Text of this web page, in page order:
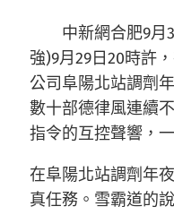
中新網合肥9月3
強)9月29日20時許
公司阜陽北站調劑
數十部德律風連續
指令的互控聲響，
在阜陽北站調劑年
真任務。雪霸道的